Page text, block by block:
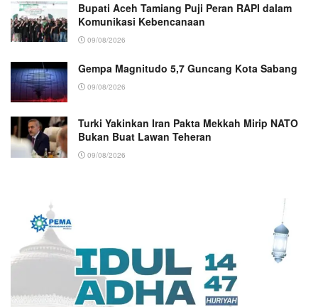
Bupati Aceh Tamiang Puji Peran RAPI dalam
Komunikasi Kebencanaan
09/08/2026
Gempa Magnitudo 5,7 Guncang Kota Sabang
09/08/2026
Turki Yakinkan Iran Pakta Mekkah Mirip NATO
Bukan Buat Lawan Teheran
09/08/2026